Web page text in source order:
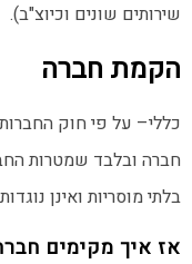
שירותים שונים וכיוצ"ב).
הקמת חברה
חברה ובלבד שמטרות
בלתי מוסריות ואינן
אז איך מקימים